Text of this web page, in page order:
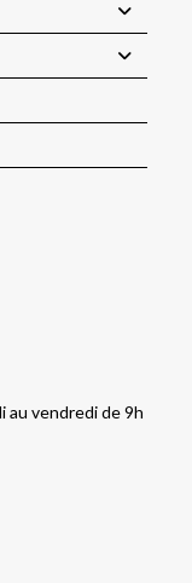
au vendredi de 9h